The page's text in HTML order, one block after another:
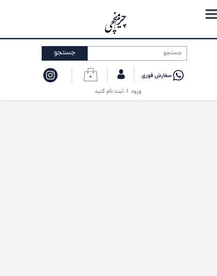
۰
ورود / ثبت نام کنید
حساب کاربری من
تغییر گذر واژه
خروج از حساب کاربری
جستجو